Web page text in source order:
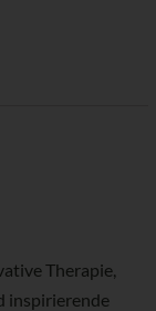
Therapie,
inspirierende